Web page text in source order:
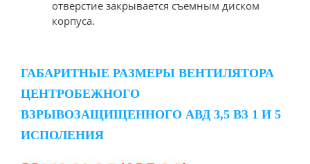
отверстие закрывается съемным диском
корпуса.
ГАБАРИТНЫЕ РАЗМЕРЫ ВЕНТИЛЯТОРА
ЦЕНТРОБЕЖНОГО
ВЗРЫВОЗАЩИЩЕННОГО АВД 3,5 ВЗ 1 И 5
ИСПОЛЕНИЯ